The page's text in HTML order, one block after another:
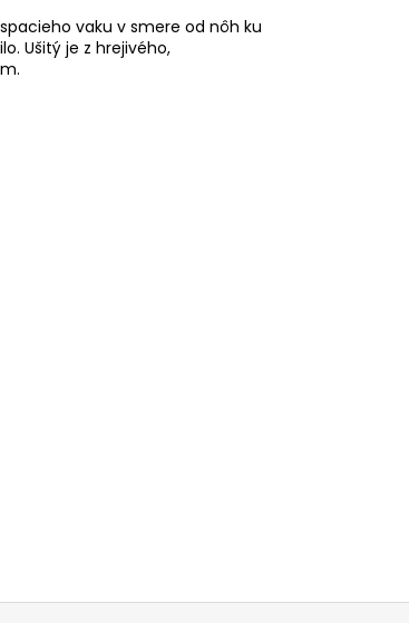
vaku v smere od nôh ku
Ušitý je z hrejivého,